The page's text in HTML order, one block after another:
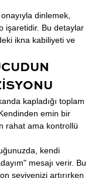
dinlemek,
işaretidir. Bu detaylar
ikna kabiliyeti ve
kapladığı toplam
emin bir
rahat ama kontrollü
kendi
mesajı verir. Bu
seviyenizi artırırken